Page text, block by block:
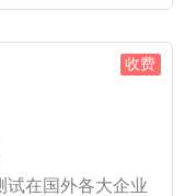
收费
试在国外各大企业